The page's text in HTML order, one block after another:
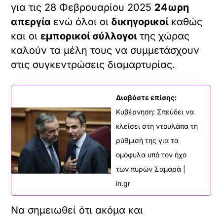
για τις 28 Φεβρουαρίου 2025 24ωρη
απεργία ενώ όλοι οι δικηγορικοίκαθώς
και οιεμπορικοί σύλλογοιτης χώρας
καλούν τα μέλη τους να συμμετάσχουν
στις συγκεντρώσεις διαμαρτυρίας.
Διαβάστε επίσης:
Κυβέρνηση: Σπεύδει να
κλείσει στη ντουλάπα τη
ρύθμισή της για τα
ομόφυλα υπό τον ήχο
των πυρών Σαμαρά |
in.gr
Να σημειωθεί ότι ακόμα και